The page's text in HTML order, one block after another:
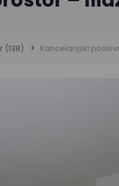
(138) Kancelarijski